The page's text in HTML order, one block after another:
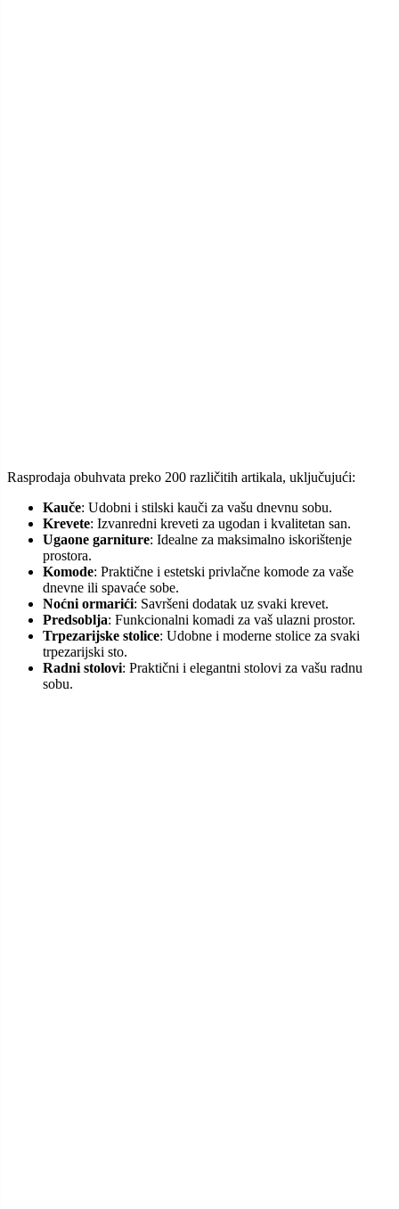
Rasprodaja obuhvata preko 200 različitih artikala, uključujući:
Kauče: Udobni i stilski kauči za vašu dnevnu sobu.
Krevete: Izvanredni kreveti za ugodan i kvalitetan san.
Ugaone garniture: Idealne za maksimalno iskorištenje
prostora.
Komode: Praktične i estetski privlačne komode za vaše
dnevne ili spavaće sobe.
Noćni ormarići: Savršeni dodatak uz svaki krevet.
Predsoblja: Funkcionalni komadi za vaš ulazni prostor.
Trpezarijske stolice: Udobne i moderne stolice za svaki
trpezarijski sto.
Radni stolovi: Praktični i elegantni stolovi za vašu radnu
sobu.